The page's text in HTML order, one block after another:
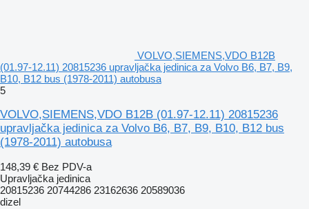
VOLVO,SIEMENS,VDO B12B
(01.97-12.11) 20815236 upravljačka jedinica za Volvo B6, B7, B9,
B10, B12 bus (1978-2011) autobusa
5
VOLVO,SIEMENS,VDO B12B (01.97-12.11) 20815236
upravljačka jedinica za Volvo B6, B7, B9, B10, B12 bus
(1978-2011) autobusa
148,39 € Bez PDV-a
Upravljačka jedinica
20815236 20744286 23162636 20589036
dizel